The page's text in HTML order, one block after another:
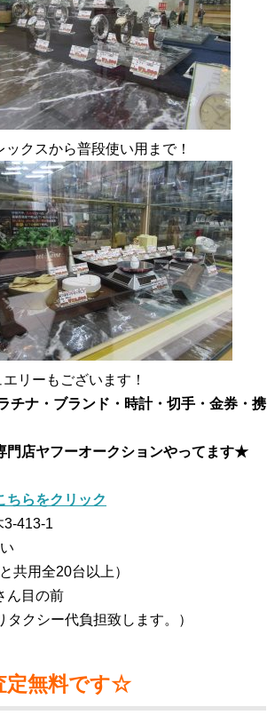
から普段使い用まで！
ます！
チナ・ブランド・時計・切手・金券・携
門店ヤフーオークションやってます★
ちらをクリック
3-413-1
共用全20台以上）
ん目の前
タクシー代負担致します。）
定無料です☆